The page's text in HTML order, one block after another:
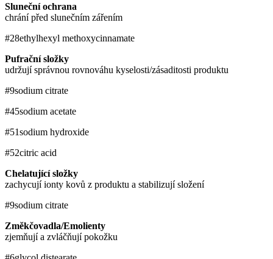
Sluneční ochrana
chrání před slunečním zářením
#28ethylhexyl methoxycinnamate
Pufrační složky
udržují správnou rovnováhu kyselosti/zásaditosti produktu
#9sodium citrate
#45sodium acetate
#51sodium hydroxide
#52citric acid
Chelatující složky
zachycují ionty kovů z produktu a stabilizují složení
#9sodium citrate
Změkčovadla/Emolienty
zjemňují a zvláčňují pokožku